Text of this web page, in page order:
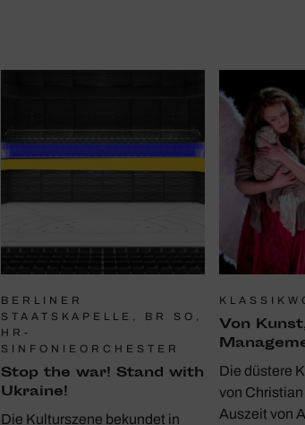
BERLINER
STAATSKAPELLE, BR SO,
HR-
SINFONIEORCHESTER
Stop the war! Stand with
Ukraine!
Die Kulturszene bekundet in
Von
Die düstere
von Christian
Auszeit von